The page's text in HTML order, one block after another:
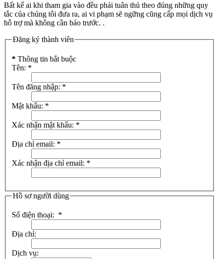
Bất kể ai khi tham gia vào đều phải tuân thủ theo đúng những quy
tắc của chúng tôi đưa ra, ai vi phạm sẽ ngững cũng cấp mọi dịch vụ
hỗ trợ mà không cần báo trước. .
Đăng ký thành viên
* Thông tin bắt buộc
Tên: *
Tên đăng nhập: *
Mật khẩu: *
Xác nhận mật khẩu: *
Địa chỉ email: *
Xác nhận địa chỉ email: *
Hồ sơ người dùng
Số điện thoại: *
Địa chỉ:
Dịch vụ: